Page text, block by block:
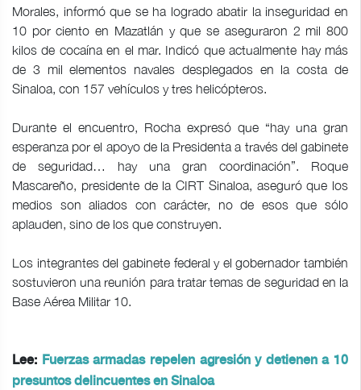
Morales, informó que se ha logrado abatir la inseguridad en
10 por ciento en Mazatlán y que se aseguraron 2 mil 800
kilos de cocaína en el mar. Indicó que actualmente hay más
de 3 mil elementos navales desplegados en la costa de
Sinaloa, con 157 vehículos y tres helicópteros.
Durante el encuentro, Rocha expresó que “hay una gran
esperanza por el apoyo de la Presidenta a través del gabinete
de seguridad… hay una gran coordinación”. Roque
Mascareño, presidente de la CIRT Sinaloa, aseguró que los
medios son aliados con carácter, no de esos que sólo
aplauden, sino de los que construyen.
Los integrantes del gabinete federal y el gobernador también
sostuvieron una reunión para tratar temas de seguridad en la
Base Aérea Militar 10.
Lee: Fuerzas armadas repelen agresión y detienen a 10
presuntos delincuentes en Sinaloa